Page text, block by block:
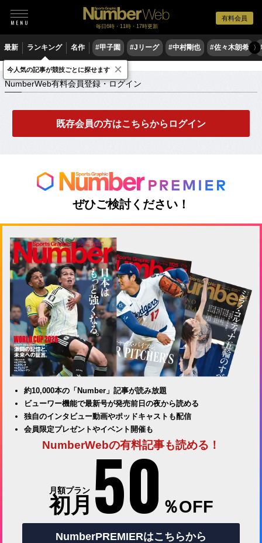
有料会員
毎日6時・11時・17時更新
最新 ランキング 名作 #甲子園 #Jリーグ #中村剛也 #佐々木朗希 〉
NumberWeb有料会員登録・ログイン
NumberWeb有料会員登録・ログイン
既存会員の方はこちらからログイン
ぜひご検討ください！
約10,000本の「Number」記事が読み放題
ビューワー機能で最新号が発売前日の夜から読める
独自のインタビュー動画やポッドキャストも配信
会員限定プレゼントやイベント開催も
NumberWebの有料記事も読める！
月額プラン
初月 50 ％OFF
NumberPREMIERはこちらから
今人気の記事が競技ごとに探せます ×